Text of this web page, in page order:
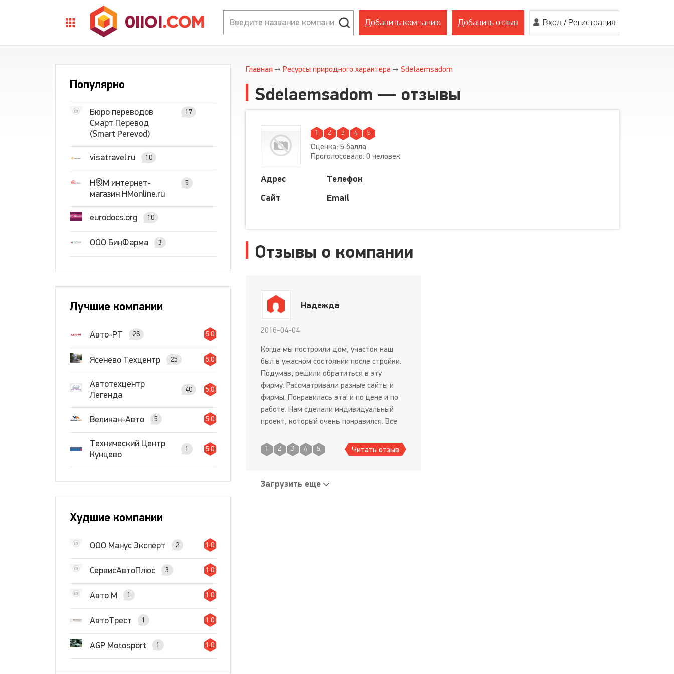
Добавить компанию Добавить отзыв Вход/ Регистрация
Популярно
Бюро переводов
Смарт Перевод
(Smart Perevod)
17
visatravel.ru 10
H&M интернет-
магазин HMonline.ru
5
eurodocs.org 10
ООО БинФарма 3
Лучшие компании
Авто-РТ 26 5.0
Ясенево Техцентр 25 5.0
Автотехцентр
Легенда
40 5.0
Великан-Авто 5 5.0
Технический Центр
Кунцево
1 5.0
Худшие компании
ООО Манус Эксперт 2 1.0
СервисАвтоПлюс 3 1.0
Авто М 1 1.0
АвтоТрест 1 1.0
AGP Motosport 1 1.0
Главная Ресурсы природного характера Sdelaemsadom
Sdelaemsadom — отзывы
1 2 3 4 5
Оценка: 5 балла
Проголосовало: 0 человек
Адрес
Телефон
Сайт
Email
Отзывы о компании
Надежда
2016-04-04
Когда мы построили дом, участок наш
был в ужасном состоянии после стройки.
Подумав, решили обратиться в эту
фирму. Рассматривали разные сайты и
фирмы. Понравилась эта! и по цене и по
работе. Нам сделали индивидуальный
проект, который очень понравился. Все
КРАСОТА!!!! А цены даже очень удивили!!
Меня пугали знакомые что это
1 2 3 4 5 Читать отзыв
Загрузить еще